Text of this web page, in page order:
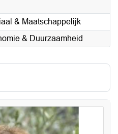
& Maatschappelijk
& Duurzaamheid